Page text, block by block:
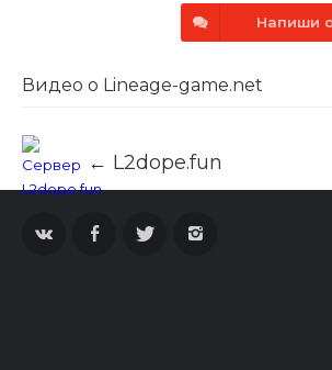
Напиши
Видео о Lineage-game.net
← L2dope.fun